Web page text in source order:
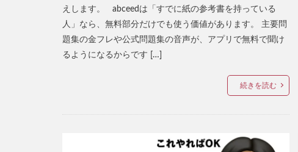
えします。 abceedは「すでに紙の参考書を持っている
人」なら、無料部分だけでも使う価値があります。 主要問
題集の金フレや公式問題集の音声が、アプリで無料で聞け
るようになるからです […]
続きを読む